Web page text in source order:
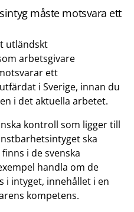
måste motsvara ett
utländskt
arbetsgivare
ett
i Sverige, innan du
i det aktuella arbetet.
kontroll som ligger till
ska
i de svenska
handla om de
i intyget, innehållet i en
kompetens.